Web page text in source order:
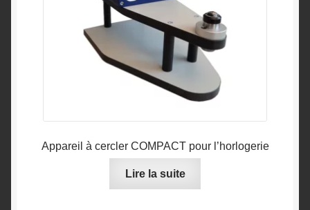
Appareil à cercler COMPACT pour l’horlogerie
Lire la suite